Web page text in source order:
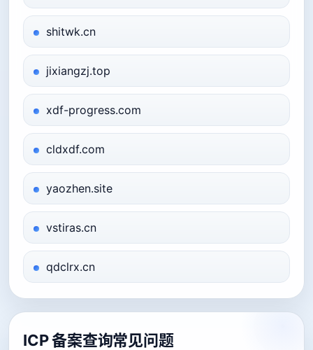
shitwk.cn
jixiangzj.top
xdf-progress.com
cldxdf.com
yaozhen.site
vstiras.cn
qdclrx.cn
ICP 备案查询常见问题